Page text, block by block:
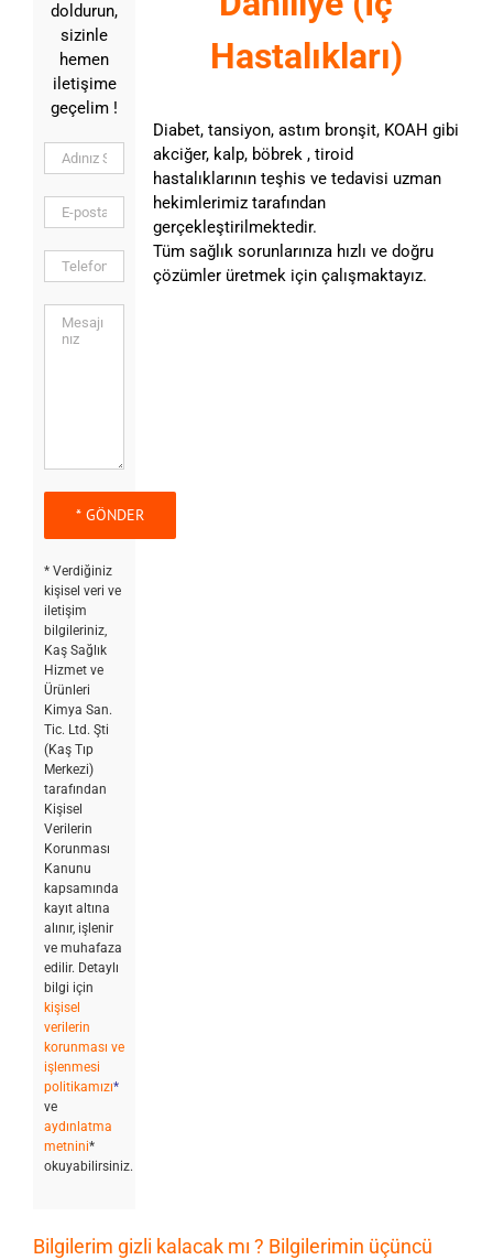
doldurun,
sizinle
hemen
iletişime
geçelim !
* Verdiğiniz
kişisel veri ve
iletişim
bilgileriniz,
Kaş Sağlık
Hizmet ve
Ürünleri
Kimya San.
Tic. Ltd. Şti
(Kaş Tıp
Merkezi)
tarafından
Kişisel
Verilerin
Korunması
Kanunu
kapsamında
kayıt altına
alınır, işlenir
ve muhafaza
edilir. Detaylı
bilgi için
kişisel
verilerin
korunması ve
işlenmesi
politikamızı*
ve
aydınlatma
metnini*
okuyabilirsiniz.
Hastalıkları)
Diabet, tansiyon, astım bronşit, KOAH gibi
akciğer, kalp, böbrek , tiroid
hastalıklarının teşhis ve tedavisi uzman
hekimlerimiz tarafından
gerçekleştirilmektedir.
Tüm sağlık sorunlarınıza hızlı ve doğru
çözümler üretmek için çalışmaktayız.
Bilgilerim gizli kalacak mı ? Bilgilerimin üçüncü